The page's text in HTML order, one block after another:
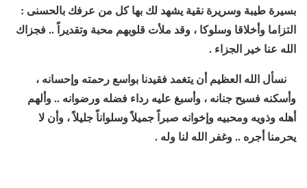
بسيرة طيبة وسريرة نقية يشهد لك بها كل من عرفك بالحسنى :
التزاما وأخلاقا وسلوكا ، وقد ملأت قلوبهم محبة وتقديراً .. فجزاك
الله عنا خير الجزاء .
نسأل الله العظيم أن يتغمد فقيدنا بواسع رحمته وإحسانه ،
وأسكنه فسيح جنانه ، وأسبغ عليه رداء فضله ورضوانه .. وألهم
أهله وذويه ومحبيه وإخوانه صبراً جميلاً وسلواناً جليلاً ، وأن لا
يحرمنا أجره .. وغفر الله لنا وله .